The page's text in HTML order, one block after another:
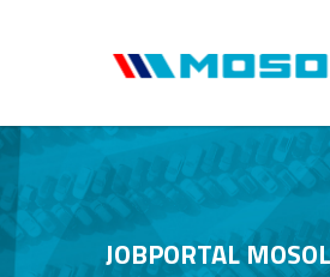
JOBPORTAL